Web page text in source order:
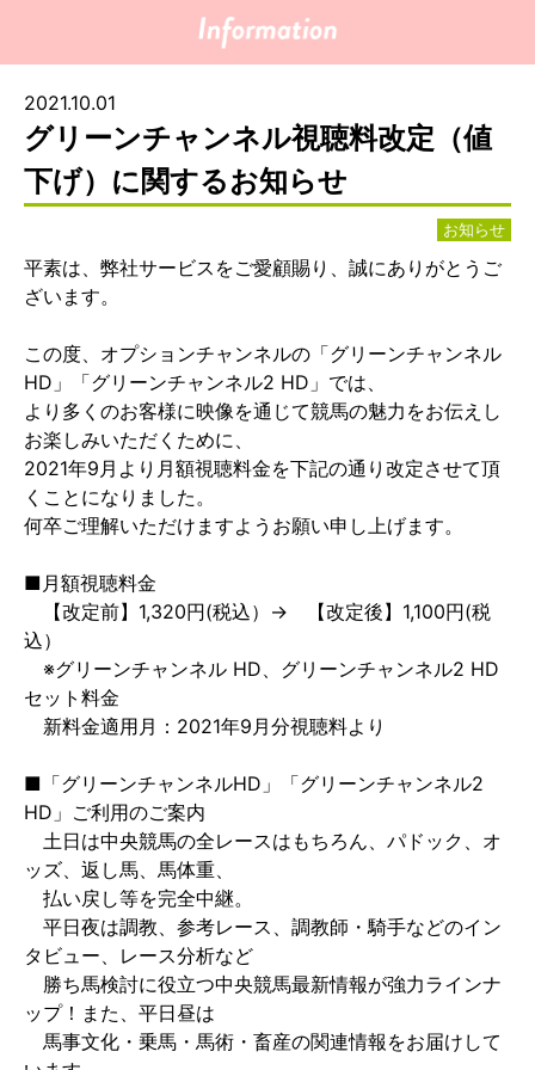
2021.10.01
グリーンチャンネル視聴料改定（値
下げ）に関するお知らせ
お知らせ
平素は、弊社サービスをご愛顧賜り、誠にありがとうご
ざいます。
この度、オプションチャンネルの「グリーンチャンネル
HD」「グリーンチャンネル2 HD」では、
より多くのお客様に映像を通じて競馬の魅力をお伝えし
お楽しみいただくために、
2021年9月より月額視聴料金を下記の通り改定させて頂
くことになりました。
何卒ご理解いただけますようお願い申し上げます。
■月額視聴料金
【改定前】1,320円(税込）→ 【改定後】1,100円(税
込）
※グリーンチャンネル HD、グリーンチャンネル2 HD
セット料金
新料金適用月：2021年9月分視聴料より
■「グリーンチャンネルHD」「グリーンチャンネル2
HD」ご利用のご案内
土日は中央競馬の全レースはもちろん、パドック、オ
ッズ、返し馬、馬体重、
払い戻し等を完全中継。
平日夜は調教、参考レース、調教師・騎手などのイン
タビュー、レース分析など
勝ち馬検討に役立つ中央競馬最新情報が強力ラインナ
ップ！また、平日昼は
馬事文化・乗馬・馬術・畜産の関連情報をお届けして